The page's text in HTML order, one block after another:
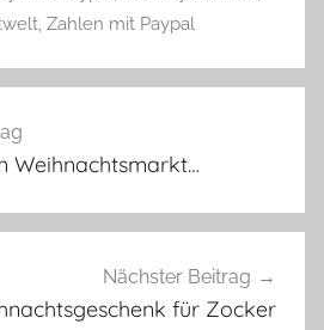
, Zahlen mit Paypal
Weihnachtsmarkt…
Nächster Beitrag
für Zocker